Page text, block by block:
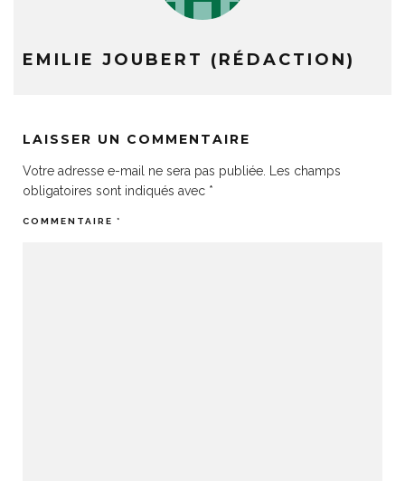
EMILIE JOUBERT (RÉDACTION)
LAISSER UN COMMENTAIRE
Votre adresse e-mail ne sera pas publiée.
Les champs
obligatoires sont indiqués avec *
COMMENTAIRE *